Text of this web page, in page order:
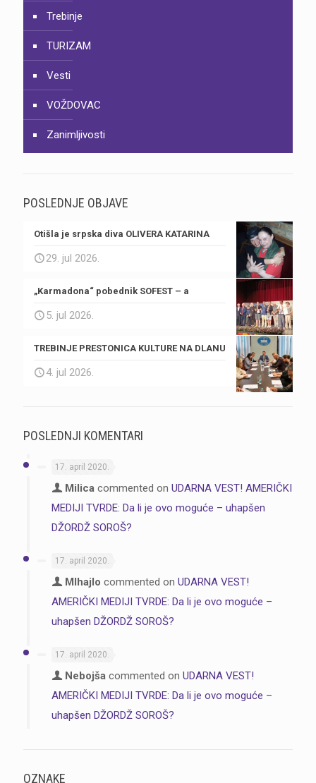
Trebinje
TURIZAM
Vesti
VOŽDOVAC
Zanimljivosti
POSLEDNJE OBJAVE
Otišla je srpska diva OLIVERA KATARINA
29. jul 2026.
„Karmadona“ pobednik SOFEST – a
5. jul 2026.
TREBINJE PRESTONICA KULTURE NA DLANU
4. jul 2026.
POSLEDNJI KOMENTARI
17. april 2020.
Milica commented on UDARNA VEST! AMERIČKI
MEDIJI TVRDE: Da li je ovo moguće – uhapšen
DŽORDŽ SOROŠ?
17. april 2020.
MIhajlo commented on UDARNA VEST!
AMERIČKI MEDIJI TVRDE: Da li je ovo moguće –
uhapšen DŽORDŽ SOROŠ?
17. april 2020.
Nebojša commented on UDARNA VEST!
AMERIČKI MEDIJI TVRDE: Da li je ovo moguće –
uhapšen DŽORDŽ SOROŠ?
OZNAKE